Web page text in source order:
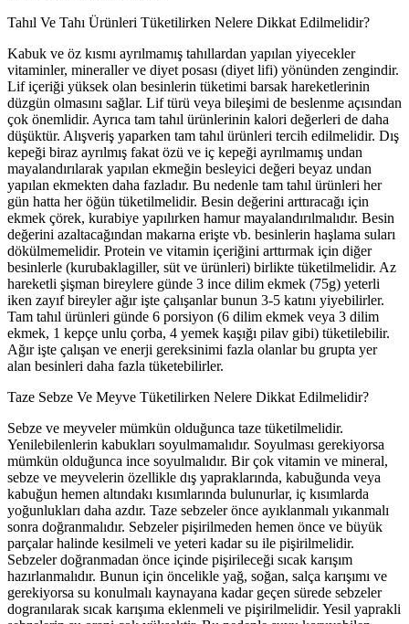
Tahıl Ve Tahı Ürünleri Tüketilirken Nelere Dikkat Edilmelidir?
Kabuk ve öz kısmı ayrılmamış tahıllardan yapılan yiyecekler
vitaminler, mineraller ve diyet posası (diyet lifi) yönünden zengindir.
Lif içeriği yüksek olan besinlerin tüketimi barsak hareketlerinin
düzgün olmasını sağlar. Lif türü veya bileşimi de beslenme açısından
çok önemlidir. Ayrıca tam tahıl ürünlerinin kalori değerleri de daha
düşüktür. Alışveriş yaparken tam tahıl ürünleri tercih edilmelidir. Dış
kepeği biraz ayrılmış fakat özü ve iç kepeği ayrılmamış undan
mayalandırılarak yapılan ekmeğin besleyici değeri beyaz undan
yapılan ekmekten daha fazladır. Bu nedenle tam tahıl ürünleri her
gün hatta her öğün tüketilmelidir. Besin değerini arttıracağı için
ekmek çörek, kurabiye yapılırken hamur mayalandırılmalıdır. Besin
değerini azaltacağından makarna erişte vb. besinlerin haşlama suları
dökülmemelidir. Protein ve vitamin içeriğini arttırmak için diğer
besinlerle (kurubaklagiller, süt ve ürünleri) birlikte tüketilmelidir. Az
hareketli şişman bireylere günde 3 ince dilim ekmek (75g) yeterli
iken zayıf bireyler ağır işte çalışanlar bunun 3-5 katını yiyebilirler.
Tam tahıl ürünleri günde 6 porsiyon (6 dilim ekmek veya 3 dilim
ekmek, 1 kepçe unlu çorba, 4 yemek kaşığı pilav gibi) tüketilebilir.
Ağır işte çalışan ve enerji gereksinimi fazla olanlar bu grupta yer
alan besinleri daha fazla tüketebilirler.
Taze Sebze Ve Meyve Tüketilirken Nelere Dikkat Edilmelidir?
Sebze ve meyveler mümkün olduğunca taze tüketilmelidir.
Yenilebilenlerin kabukları soyulmamalıdır. Soyulması gerekiyorsa
mümkün olduğunca ince soyulmalıdır. Bir çok vitamin ve mineral,
sebze ve meyvelerin özellikle dış yapraklarında, kabuğunda veya
kabuğun hemen altındakı kısımlarında bulunurlar, iç kısımlarda
yoğunlukları daha azdır. Taze sebzeler önce ayıklanmalı yıkanmalı
sonra doğranmalıdır. Sebzeler pişirilmeden hemen önce ve büyük
parçalar halinde kesilmeli ve yeteri kadar su ile pişirilmelidir.
Sebzeler doğranmadan önce içinde pişirileceği sıcak karışım
hazırlanmalıdır. Bunun için öncelikle yağ, soğan, salça karışımı ve
gerekiyorsa su konulmalı kaynayana kadar geçen sürede sebzeler
dogranılarak sıcak karışıma eklenmeli ve pişirilmelidir. Yesil yaprakli